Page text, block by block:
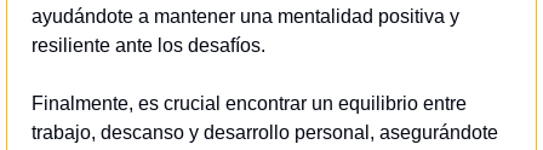
ayudándote a mantener una mentalidad positiva y
resiliente ante los desafíos.
Finalmente, es crucial encontrar un equilibrio entre
trabajo, descanso y desarrollo personal, asegurándote